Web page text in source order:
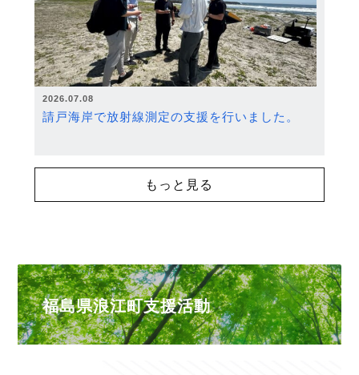
2026.07.08
請戸海岸で放射線測定の支援を行いました。
もっと見る
福島県浪江町支援活動